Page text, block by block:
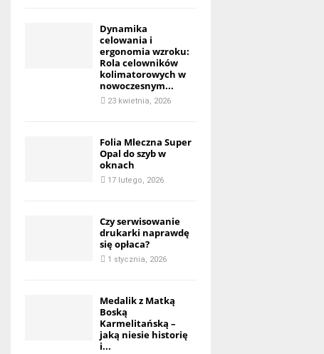
Dynamika
celowania i
ergonomia wzroku:
Rola celowników
kolimatorowych w
nowoczesnym...
23 kwietnia, 2026
Folia Mleczna Super
Opal do szyb w
oknach
17 lutego, 2026
Czy serwisowanie
drukarki naprawdę
się opłaca?
1 stycznia, 2026
Medalik z Matką
Boską
Karmelitańską –
jaką niesie historię
i...